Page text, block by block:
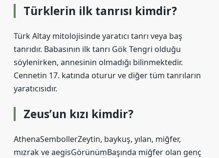
Türklerin ilk tanrısı kimdir?
Türk Altay mitolojisinde yaratıcı tanrı veya baş
tanrıdır. Babasının ilk tanrı Gök Tengri olduğu
söylenirken, annesinin olmadığı bilinmektedir.
Cennetin 17. katında oturur ve diğer tüm tanrıların
yaratıcısıdır.
Zeus’un kızı kimdir?
AthenaSembollerZeytin, baykuş, yılan, miğfer,
mızrak ve aegisGörünümBaşında miğfer olan genç